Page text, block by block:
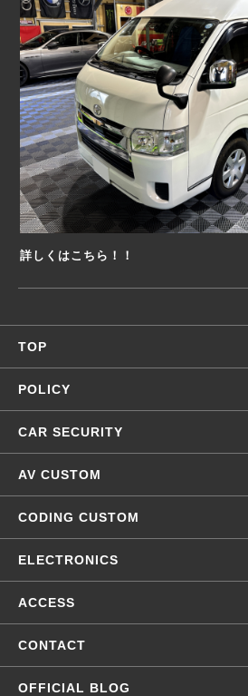
詳しくはこちら！！
TOP
POLICY
CAR SECURITY
AV CUSTOM
CODING CUSTOM
ELECTRONICS
ACCESS
CONTACT
OFFICIAL BLOG